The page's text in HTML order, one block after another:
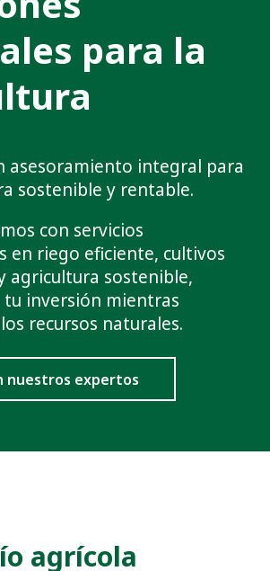
para la
asesoramiento integral para
sostenible y rentable.
con servicios
en riego eficiente, cultivos
agricultura sostenible,
inversión mientras
recursos naturales.
nuestros expertos
agrícola